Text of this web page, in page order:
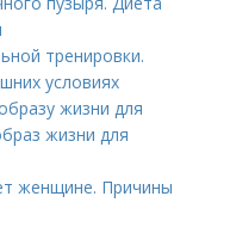
тренировки.
условиях
жизни для
жизни для
женщине. Причины